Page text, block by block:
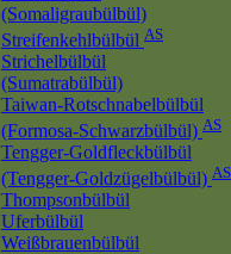
(Somaligraubülbül)
Streifenkehlbülbül AS
Strichelbülbül
(Sumatrabülbül)
Taiwan-Rotschnabelbülbül
(Formosa-Schwarzbülbül) AS
Tengger-Goldfleckbülbül
(Tengger-Goldzügelbülbül) AS
Thompsonbülbül
Uferbülbül
Weißbrauenbülbül